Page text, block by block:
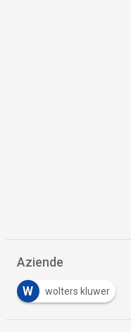
Aziende
W wolters kluwer